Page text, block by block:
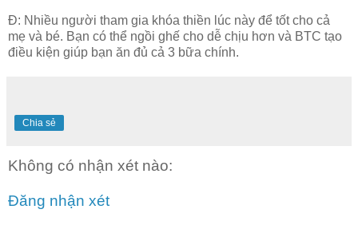
Đ: Nhiều người tham gia khóa thiền lúc này để tốt cho cả
mẹ và bé. Bạn có thể ngồi ghế cho dễ chịu hơn và BTC tạo
điều kiện giúp bạn ăn đủ cả 3 bữa chính.
Chia sẻ
Không có nhận xét nào:
Đăng nhận xét